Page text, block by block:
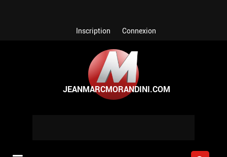
Inscription Connexion